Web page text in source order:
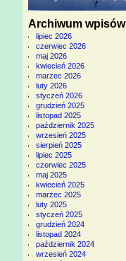
Archiwum wpisów
lipiec 2026
czerwiec 2026
maj 2026
kwiecień 2026
marzec 2026
luty 2026
styczeń 2026
grudzień 2025
listopad 2025
październik 2025
wrzesień 2025
sierpień 2025
lipiec 2025
czerwiec 2025
maj 2025
kwiecień 2025
marzec 2025
luty 2025
styczeń 2025
grudzień 2024
listopad 2024
październik 2024
wrzesień 2024